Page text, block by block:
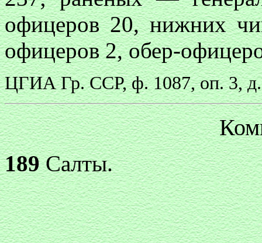
офицеров 20, нижних
офицеров 2, обер-
ЦГИА Гр. ССР, ф. 1087, оп. 3,
189Салты.